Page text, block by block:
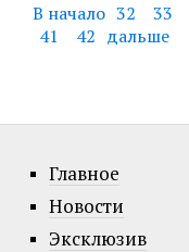
В начало 32 33
41
42 дальше
Главное
Новости
Эксклюзив